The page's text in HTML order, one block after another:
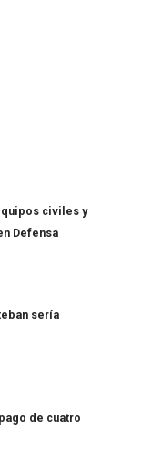
civiles y
Defensa
sería
de cuatro